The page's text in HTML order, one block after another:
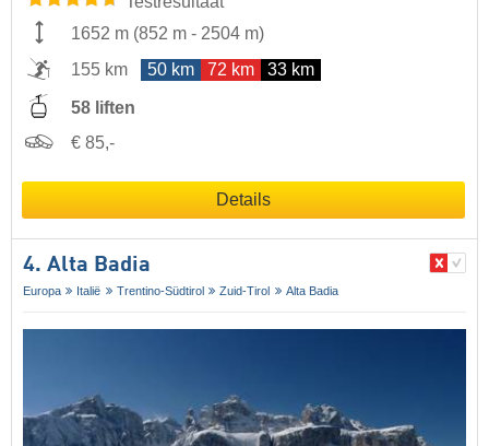
1652 m (852 m - 2504 m)
155 km
50 km 72 km 33 km
58 liften
€ 85,-
Details
4. Alta Badia
Europa Italië Trentino-Südtirol Zuid-Tirol Alta Badia